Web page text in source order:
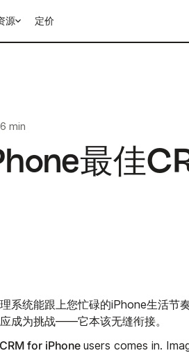
源 定价
6 min
最佳
系统能跟上您忙碌的iPhone生活节
成为挑战——它本该无缝衔接。
for iPhoneusers comes in.